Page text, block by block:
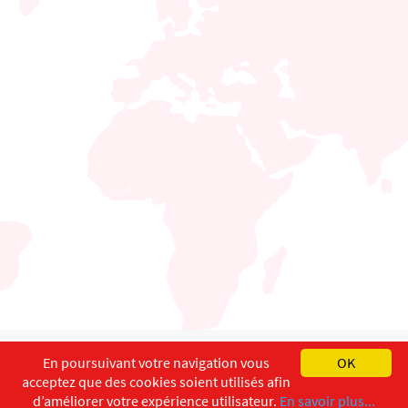
English Français
Copyright ©ISEC-AdW Impressum
OK
En poursuivant votre navigation vous
acceptez que des cookies soient utilisés afin
d’améliorer votre expérience utilisateur. En savoir plus...